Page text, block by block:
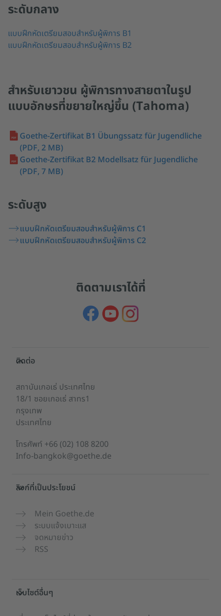
ระดับกลาง
แบบฝึกหัดเตรียมสอบสำหรับผู้พิการ B1
แบบฝึกหัดเตรียมสอบสำหรับผู้พิการ B2
สำหรับเยาวชน ผู้พิการทางสายตาในรูป
แบบอักษรที่ขยายใหญ่ขึ้น (Tahoma)
Goethe-Zertifikat B1 Übungssatz für Jugendliche
(PDF, 2 MB)
Goethe-Zertifikat B2 Modellsatz für Jugendliche
(PDF, 7 MB)
ระดับสูง
แบบฝึกหัดเตรียมสอบสำหรับผู้พิการ C1
แบบฝึกหัดเตรียมสอบสำหรับผู้พิการ C2
ติดตามเราได้ที่
Service- und Informationsbereich
ติดต่อ
สถาบันเกอเธ่ ประเทศไทย
18/1 ซอยเกอเธ่ สาทร1
กรุงเทพ
ประเทศไทย
โทรศัพท์ +66 (02) 108 8200
Info-bangkok@goethe.de
ลิงก์ที่เป็นประโยชน์
Mein Goethe.de
ระบบแจ้งเบาะแส
จดหมายข่าว
RSS
เว็บไซต์อื่นๆ